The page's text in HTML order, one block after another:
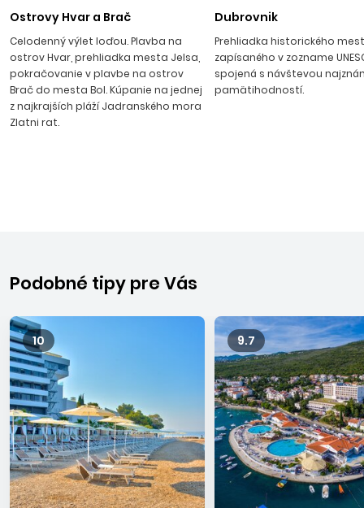
dlhú sezónu trvajúcu od skorej jari do neskorej jesene, je
Jadranskom pobreží.
Ostrovy Hvar a Brač
Celodenný výlet loďou. Plavba na
ostrov Hvar, prehliadka mesta Jelsa,
pokračovanie v plavbe na ostrov
Brač do mesta Bol. Kúpanie na jednej
z najkrajších pláží Jadranského mora
Zlatni rat.
Dubrovnik
Prehliadka historického mest
zapísaného v zozname
spojená s návštevou
pamätihodností.
Podobné tipy pre Vás
10 9.7